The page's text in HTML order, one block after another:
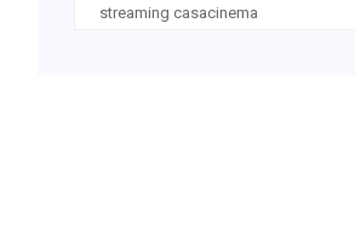
streaming casacinema